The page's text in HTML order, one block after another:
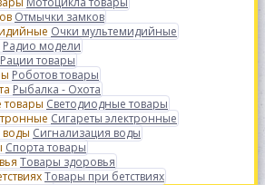
Отмычки замков
Очки мультемидийные
Радио модели
Рации товары
Роботов товары
Рыбалка - Охота
Светодиодные товары
Сигареты электронные
Сигнализация воды
Спорта товары
Товары здоровья
Товары при бетствиях